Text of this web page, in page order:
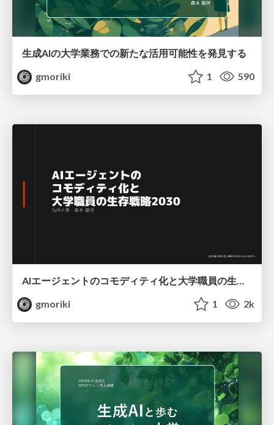
生成AIの大学業務での新たな活用可能性を発見する
gmoriki
1 590
AIエージェントのコモディティ化と大学職員の生存戦略2030
gmoriki
1 2k